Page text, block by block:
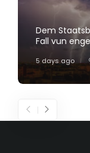
Dem
Fall vun
5 days ago